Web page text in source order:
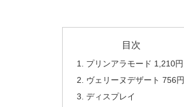
目次
プリンアラモード 1,210円
ヴェリーヌデザート 756円
ディスプレイ